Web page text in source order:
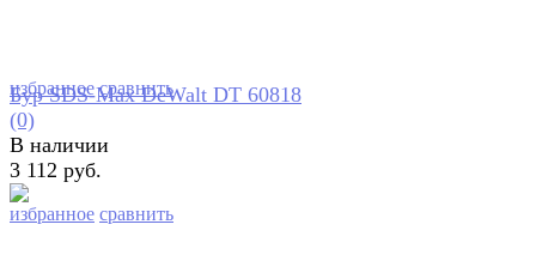
избранное сравнить
избранное сравнить
Бур SDS-Max DeWalt DT 60818
(0)
В наличии
3 112 руб.